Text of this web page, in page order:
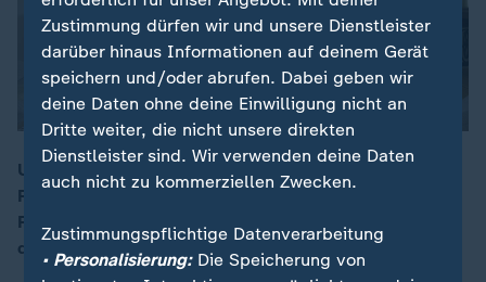
Unsere Reporterin Sabine Platz ist bei Tag drei ihrer
Fastenkur. Heute erklärt sie uns, was das gute alte
Fasten mit dem sogenannten Longevity-Hype, also
dem Langlebigkeitswahn, zu tun hat.
Zustimmung dürfen wir und unsere Dienstleister
darüber hinaus Informationen auf deinem Gerät
speichern und/oder abrufen. Dabei geben wir
deine Daten ohne deine Einwilligung nicht an
Dritte weiter, die nicht unsere direkten
Dienstleister sind. Wir verwenden deine Daten
auch nicht zu kommerziellen Zwecken.
Zustimmungspflichtige Datenverarbeitung
• Personalisierung:Die Speicherung von